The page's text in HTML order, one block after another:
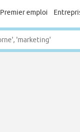
Premier emploi